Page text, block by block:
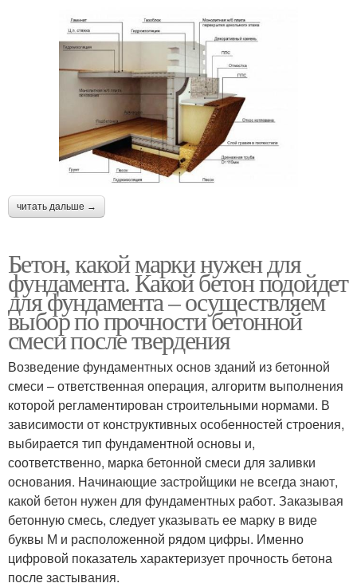
читать дальше →
Бетон, какой марки нужен для
фундамента. Какой бетон подойдет
для фундамента – осуществляем
выбор по прочности бетонной
смеси после твердения
Возведение фундаментных основ зданий из бетонной
смеси – ответственная операция, алгоритм выполнения
которой регламентирован строительными нормами. В
зависимости от конструктивных особенностей строения,
выбирается тип фундаментной основы и,
соответственно, марка бетонной смеси для заливки
основания. Начинающие застройщики не всегда знают,
какой бетон нужен для фундаментных работ. Заказывая
бетонную смесь, следует указывать ее марку в виде
буквы М и расположенной рядом цифры. Именно
цифровой показатель характеризует прочность бетона
после застывания.